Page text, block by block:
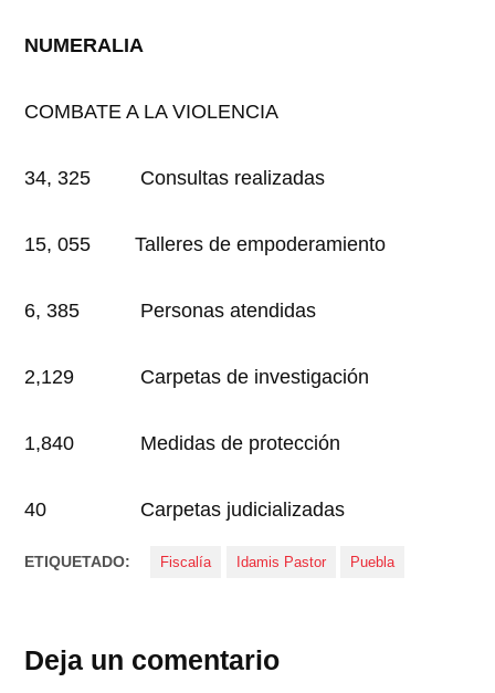
NUMERALIA
COMBATE A LA VIOLENCIA
34, 325 Consultas realizadas
15, 055 Talleres de empoderamiento
6, 385 Personas atendidas
2,129 Carpetas de investigación
1,840 Medidas de protección
40 Carpetas judicializadas
ETIQUETADO: Fiscalía Idamis Pastor Puebla
Deja un comentario